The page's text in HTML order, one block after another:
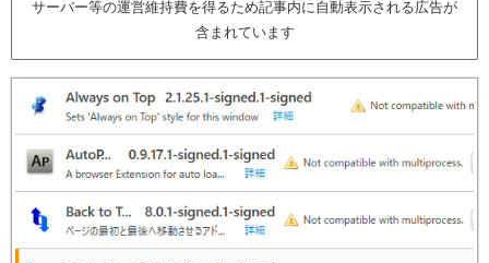
サーバー等の運営維持費を得るため記事内に自動表示される広告が
含まれています